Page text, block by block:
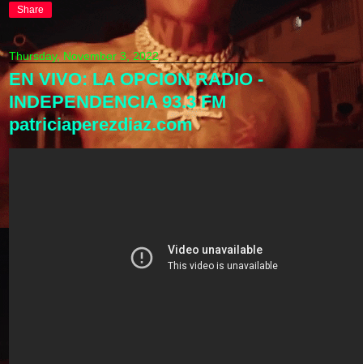
Share
Thursday, November 3, 2022
EN VIVO: LA OPCION RADIO -
INDEPENDENCIA 93.3 FM
patriciaperezdiaz.com